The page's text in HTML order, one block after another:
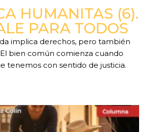
HUMANITAS (6).
PARA TODOS
implica derechos, pero también
bien común comienza cuando
tenemos con sentido de justicia.